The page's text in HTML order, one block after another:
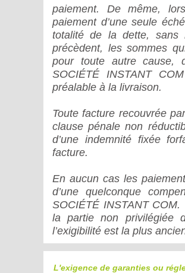
paiement. De même,
paiement d’une seule
totalité de la dette, sans
précèdent, les sommes
pour toute autre cause,
SOCIÉTÉ INSTANT
préalable à la livraison.
Toute facture recouvrée
clause pénale non
d’une indemnité fixée
facture.
En aucun cas les
d’une quelconque
SOCIÉTÉ INSTANT COM.
la partie non privilégiée
l’exigibilité est la plus
L'exigence de garanties ou